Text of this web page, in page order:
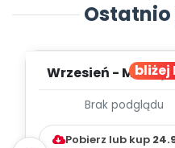
bliżej
Wrzesień -
WYCHOWAWCZO
DYDAKTYC...
Brak podglądu
Pobierz lub kup